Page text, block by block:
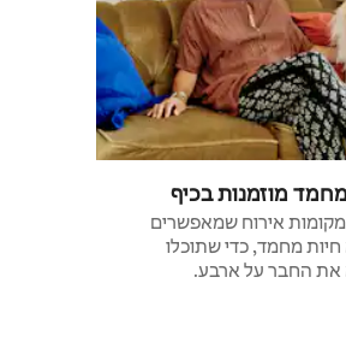
מוזמנות בכיף
מקומות אירוח שמאפשרים
מחמד, כדי שתוכלו
את החבר על ארבע.